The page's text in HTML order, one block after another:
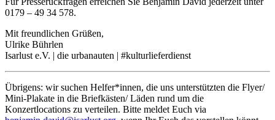
0179 – 49 34 578.
Mit freundlichen Grüßen,
Ulrike Bührlen
Isarlust e.V. | die urbanauten | #kulturlieferdienst
Übrigens: wir suchen Helfer*innen, die uns unterstützten die Flyer/
Mini-Plakate in die Briefkästen/ Läden rund um die
Konzertlocations zu verteilen. Bitte meldet Euch via